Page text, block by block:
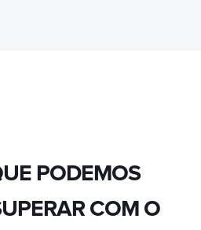
PODEMOS
COM O